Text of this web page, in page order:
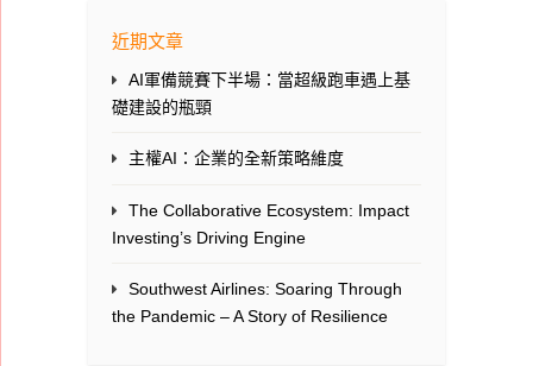
近期文章
AI軍備競賽下半場：當超級跑車遇上基
礎建設的瓶頸
主權AI：企業的全新策略維度
The Collaborative Ecosystem: Impact
Investing’s Driving Engine
Southwest Airlines: Soaring Through
the Pandemic – A Story of Resilience